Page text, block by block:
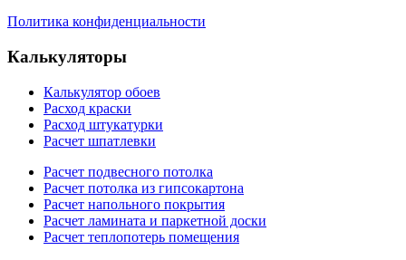
Политика конфиденциальности
Калькуляторы
Калькулятор обоев
Расход краски
Расход штукатурки
Расчет шпатлевки
Расчет подвесного потолка
Расчет потолка из гипсокартона
Расчет напольного покрытия
Расчет ламината и паркетной доски
Расчет теплопотерь помещения